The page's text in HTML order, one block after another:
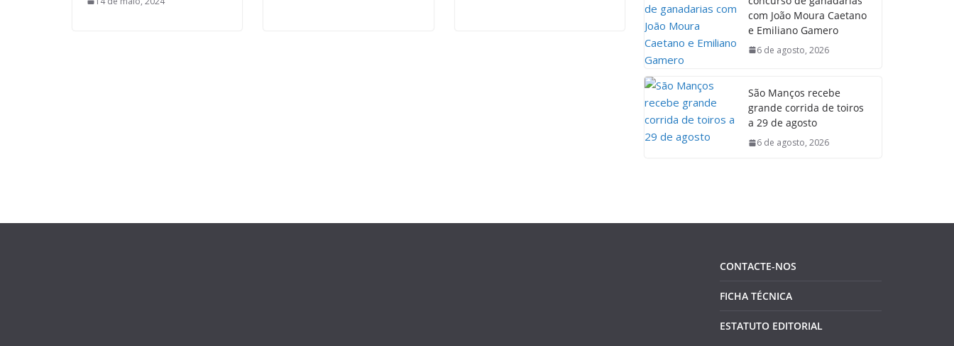
com João Moura Caetano
e Emiliano Gamero
6 de agosto, 2026
São Manços recebe
grande corrida de toiros
a 29 de agosto
6 de agosto, 2026
CONTACTE-NOS
FICHA TÉCNICA
ESTATUTO EDITORIAL